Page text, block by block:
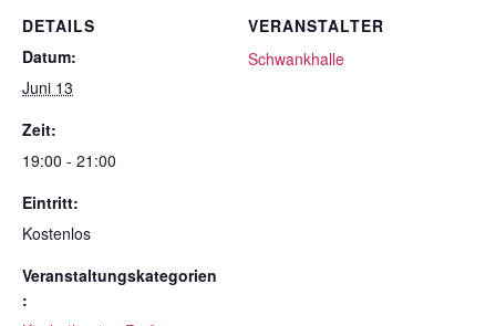
DETAILS
Datum:
Juni 13
Zeit:
19:00 - 21:00
Eintritt:
Kostenlos
Veranstaltungskategorien
:
VERANSTALTER
Schwankhalle